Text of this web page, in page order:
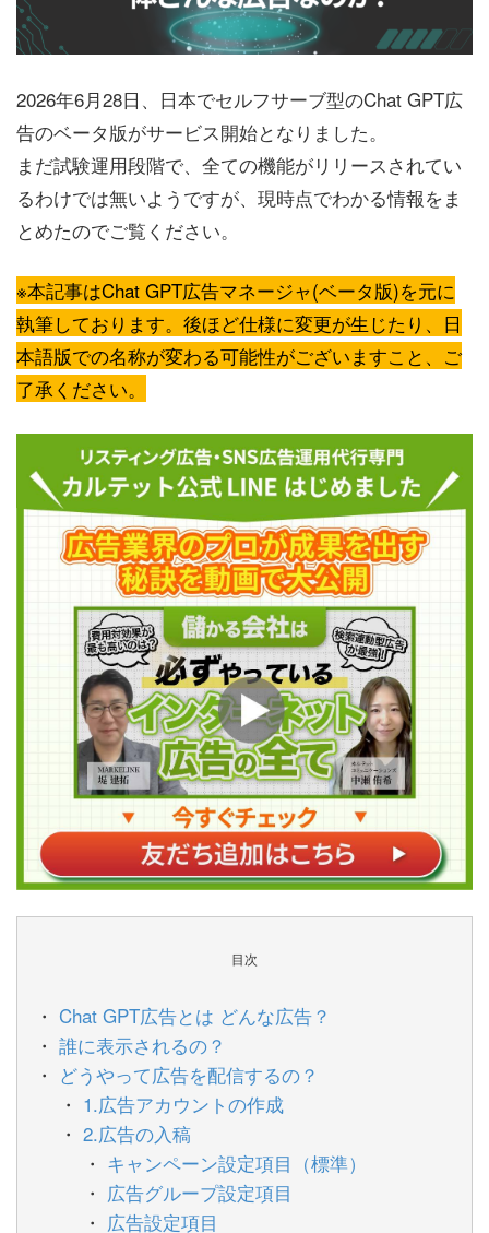
2026年6月28日、日本でセルフサーブ型のChat GPT広
告のベータ版がサービス開始となりました。
まだ試験運用段階で、全ての機能がリリースされてい
るわけでは無いようですが、現時点でわかる情報をま
とめたのでご覧ください。
※本記事はChat GPT広告マネージャ(ベータ版)を元に
執筆しております。後ほど仕様に変更が生じたり、日
本語版での名称が変わる可能性がございますこと、ご
了承ください。
目次
Chat GPT広告とは どんな広告？
誰に表示されるの？
どうやって広告を配信するの？
1.広告アカウントの作成
2.広告の入稿
キャンペーン設定項目（標準）
広告グループ設定項目
広告設定項目